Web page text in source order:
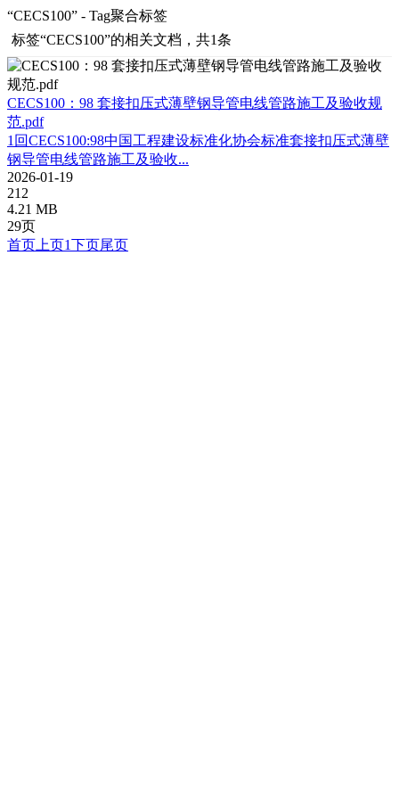
“CECS100” - Tag聚合标签
标签“CECS100”的相关文档，共1条
CECS100：98 套接扣压式薄壁钢导管电线管路施工及验收规
范.pdf
1回CECS100:98中国工程建设标准化协会标准套接扣压式薄壁
钢导管电线管路施工及验收...
2026-01-19
212
4.21 MB
29页
首页 上页1下页尾页